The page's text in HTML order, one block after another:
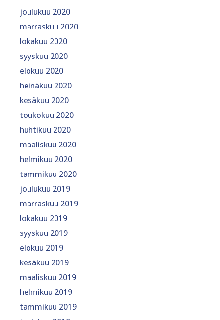
joulukuu 2020
marraskuu 2020
lokakuu 2020
syyskuu 2020
elokuu 2020
heinäkuu 2020
kesäkuu 2020
toukokuu 2020
huhtikuu 2020
maaliskuu 2020
helmikuu 2020
tammikuu 2020
joulukuu 2019
marraskuu 2019
lokakuu 2019
syyskuu 2019
elokuu 2019
kesäkuu 2019
maaliskuu 2019
helmikuu 2019
tammikuu 2019